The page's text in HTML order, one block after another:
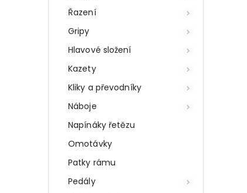
Řazení
Gripy
Hlavové složení
Kazety
Kliky a převodníky
Náboje
Napínáky řetězu
Omotávky
Patky rámu
Pedály